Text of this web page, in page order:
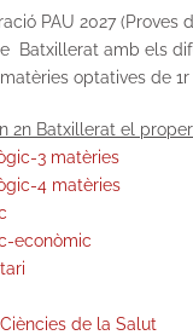
PAU 2027 (Proves
Batxillerat amb els
optatives de
2n Batxillerat el
3 matèries
4 matèries
econòmic
de la Salut